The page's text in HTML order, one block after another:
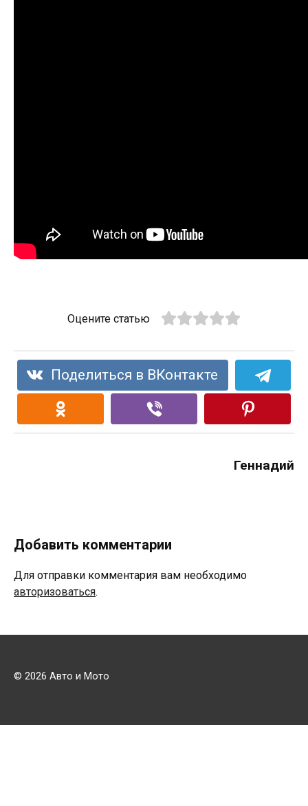
Оцените статью
Поделиться в ВКонтакте
Геннадий
Добавить комментарии
Для отправки комментария вам необходимо
авторизоваться.
© 2026 Авто и Мото